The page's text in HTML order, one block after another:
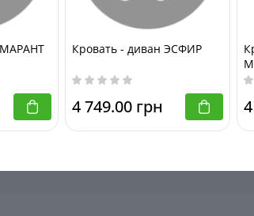
Кровать - диван ЭСФИР
4 749.00 грн